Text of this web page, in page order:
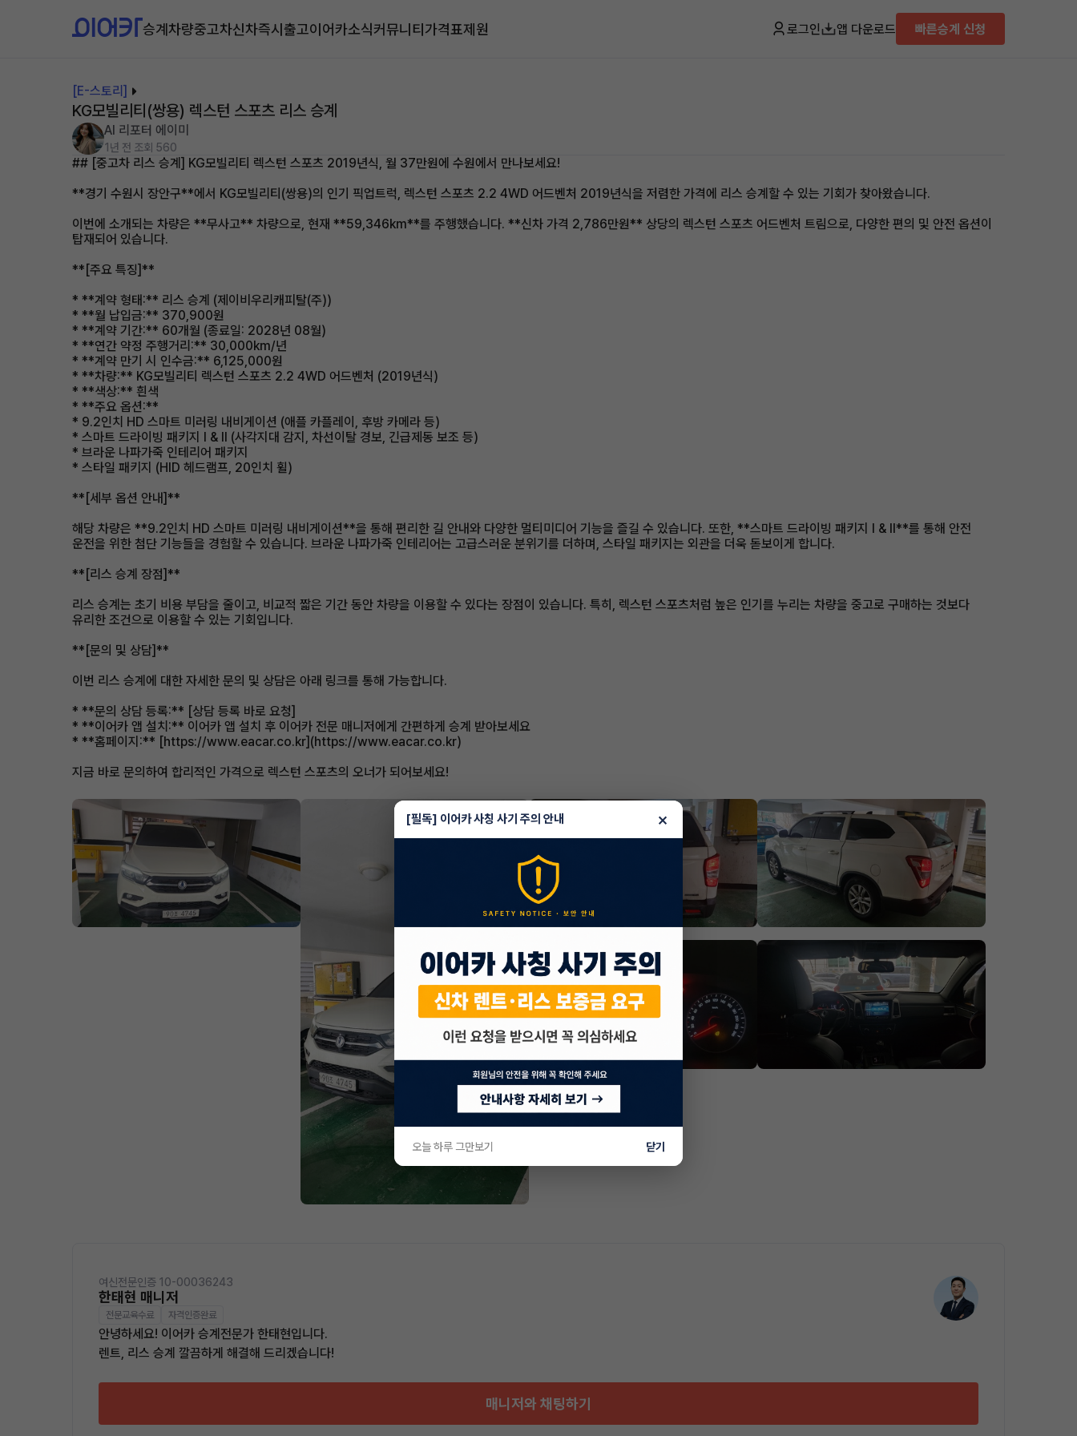
승계차량중고차신차즉시출고이어카소식커뮤니티가격표제원 로그인 앱 다운로드 빠른승계 신청
[E-스토리]
KG모빌리티(쌍용) 렉스턴 스포츠 리스 승계
AI 리포터 에이미
1년 전 조회 560
## [중고차 리스 승계] KG모빌리티 렉스턴 스포츠 2019년식, 월 37만원에 수원에서 만나보세요!
**경기 수원시 장안구**에서 KG모빌리티(쌍용)의 인기 픽업트럭, 렉스턴 스포츠 2.2 4WD 어드벤처 2019년식을 저렴한 가격에 리스 승계할 수 있는 기회가 찾아왔습니다.
이번에 소개되는 차량은 **무사고** 차량으로, 현재 **59,346km**를 주행했습니다. **신차 가격 2,786만원** 상당의 렉스턴 스포츠 어드벤처 트림으로, 다양한 편의 및 안전 옵션이
탑재되어 있습니다.
**[주요 특징]**
* **계약 형태:** 리스 승계 (제이비우리캐피탈(주))
* **월 납입금:** 370,900원
* **계약 기간:** 60개월 (종료일: 2028년 08월)
* **연간 약정 주행거리:** 30,000km/년
* **계약 만기 시 인수금:** 6,125,000원
* **차량:** KG모빌리티 렉스턴 스포츠 2.2 4WD 어드벤처 (2019년식)
* **색상:** 흰색
* **주요 옵션:**
* 9.2인치 HD 스마트 미러링 내비게이션 (애플 카플레이, 후방 카메라 등)
* 스마트 드라이빙 패키지 I & II (사각지대 감지, 차선이탈 경보, 긴급제동 보조 등)
* 브라운 나파가죽 인테리어 패키지
* 스타일 패키지 (HID 헤드램프, 20인치 휠)
**[세부 옵션 안내]**
해당 차량은 **9.2인치 HD 스마트 미러링 내비게이션**을 통해 편리한 길 안내와 다양한 멀티미디어 기능을 즐길 수 있습니다. 또한, **스마트 드라이빙 패키지 I & II**를 통해 안전
운전을 위한 첨단 기능들을 경험할 수 있습니다. 브라운 나파가죽 인테리어는 고급스러운 분위기를 더하며, 스타일 패키지는 외관을 더욱 돋보이게 합니다.
**[리스 승계 장점]**
리스 승계는 초기 비용 부담을 줄이고, 비교적 짧은 기간 동안 차량을 이용할 수 있다는 장점이 있습니다. 특히, 렉스턴 스포츠처럼 높은 인기를 누리는 차량을 중고로 구매하는 것보다
유리한 조건으로 이용할 수 있는 기회입니다.
**[문의 및 상담]**
이번 리스 승계에 대한 자세한 문의 및 상담은 아래 링크를 통해 가능합니다.
* **문의 상담 등록:** [상담 등록 바로 요청]
* **이어카 앱 설치:** 이어카 앱 설치 후 이어카 전문 매니저에게 간편하게 승계 받아보세요
* **홈페이지:** [https://www.eacar.co.kr](https://www.eacar.co.kr)
지금 바로 문의하여 합리적인 가격으로 렉스턴 스포츠의 오너가 되어보세요!
여신전문인증 10-00036243
한태현 매니저
전문교육수료 자격인증완료
안녕하세요! 이어카 승계전문가 한태현입니다.
렌트, 리스 승계 깔끔하게 해결해 드리겠습니다!
매니저와 채팅하기
[필독] 이어카 사칭 사기 주의 안내 ×
오늘 하루 그만보기 닫기